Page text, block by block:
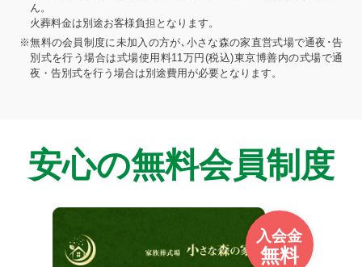
ん。
火葬料金は別途お客様負担となります。
※無料の会員制度に未加入の方が､小さな森の家直営式場で通夜･告
別式を行う場合は式場使用料11万円(税込)東京博善内の式場で通
夜・告別式を行う場合は別途費用が必要となります。
安心の無料会員制度
入会金
無料